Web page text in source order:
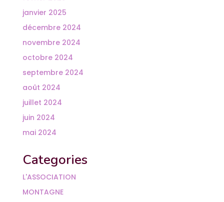
janvier 2025
décembre 2024
novembre 2024
octobre 2024
septembre 2024
août 2024
juillet 2024
juin 2024
mai 2024
Categories
L'ASSOCIATION
MONTAGNE